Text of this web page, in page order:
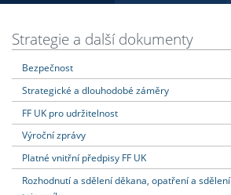
Dozvědět se více
Podat přihlášku
Dozvědět se více
Dozvědět se více
Dozvědět se více
Strategie a další dokumenty
Bezpečnost
Strategické a dlouhodobé záměry
FF UK pro udržitelnost
Výroční zprávy
Platné vnitřní předpisy FF UK
Rozhodnutí a sdělení děkana, opatření a sdělení